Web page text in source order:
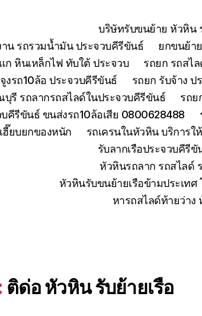
บริษัทรับขนย้าย หัวหิน
น รถรวมน้ำมัน ประจวบคีรีขันธ์
ยกขนย้า
ก หินเหล็กไฟ ทับใต้ ประจวบ
รถยก รถสไ
งรถ10ล้อ ประจวบคีรีขันธ์
รถยก รับจ้าง ป
บุรี รถลากรถสไลด์ในประจวบคีรีขันธ์
รถย
คีรีขันธ์ ขนส่งรถ10ล้อเสีย 0800628488
ฮี๊ยบยกของหนัก
รถเครนในหัวหิน บริการ
รับลากเรือประจวบคีรี
หัวหินรถลาก รถสไลด์
หัวหินรับขนย้ายเรือข้ามประเท
หารถสไลด์ท้ายว่า
ติด่อ หัวหิน รับย้ายเรือ